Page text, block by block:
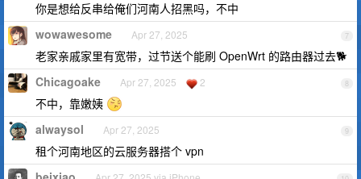
你是想给反串给俺们河南人招黑吗，不中
7
wowawesome Apr 27, 2025
老家亲戚家里有宽带，过节送个能刷 OpenWrt 的路由器过去🐕
8
Chicagoake Apr 27, 2025 2
不中，靠嫩姨
9
alwaysol Apr 27, 2025
租个河南地区的云服务器搭个 vpn